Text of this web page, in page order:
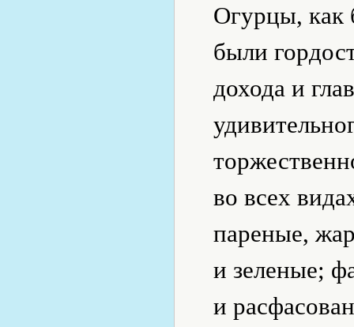
Огурцы, как
были
дохода и
во всех
пареные,
и зеленые;
и